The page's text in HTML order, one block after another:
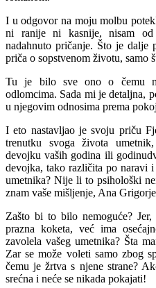
I u odgovor na moju molbu
ni ranije ni kasnije, nisam
nadahnuto pričanje. Što je dalje
priča o sopstvenom životu, samo
Tu je bilo sve ono o čemu
odlomcima. Sada mi je detaljna,
u njegovim odnosima prema
I eto nastavljao je svoju priču
trenutku svoga života
devojku vaših godina ili
devojka, tako različita po naravi
umetnika? Nije li to psihološki
znam vaše mišljenje, Ana
Zašto bi to bilo nemoguće?
prazna koketa, već ima
zavolela vašeg umetnika? Šta
Zar se može voleti samo zbog
čemu je žrtva s njene strane?
srećna i neće se nikada pokajati!